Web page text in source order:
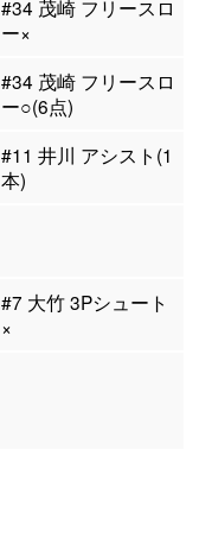
#34 茂崎 フリースロ
ー×
#34 茂崎 フリースロ
ー○(6点)
#11 井川 アシスト(1
本)
#7 大竹 3Pシュート
×